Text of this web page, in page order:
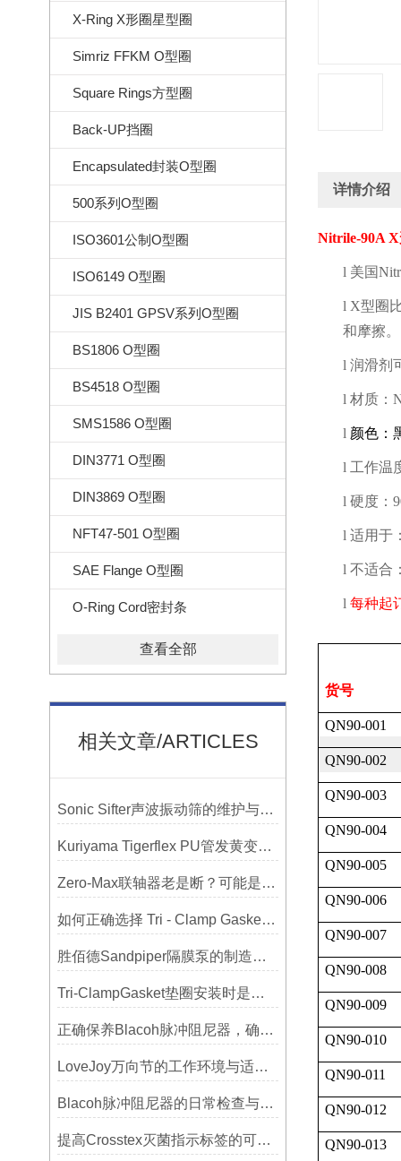
X-Ring X形圈星型圈
Simriz FFKM O型圈
Square Rings方型圈
Back-UP挡圈
Encapsulated封装O型圈
500系列O型圈
ISO3601公制O型圈
ISO6149 O型圈
JIS B2401 GPSV系列O型圈
BS1806 O型圈
BS4518 O型圈
SMS1586 O型圈
DIN3771 O型圈
DIN3869 O型圈
NFT47-501 O型圈
SAE Flange O型圈
O-Ring Cord密封条
查看全部
相关文章/ARTICLES
Sonic Sifter声波振动筛的维护与保养指南
Kuriyama Tigerflex PU管发黄变硬怎么办？
Zero-Max联轴器老是断？可能是选型没考虑径向偏差
如何正确选择 Tri - Clamp Gasket 垫圈的材质与尺寸？
胜佰德Sandpiper隔膜泵的制造工艺和技术难点
Tri-ClampGasket垫圈安装时是否需要涂抹润滑剂或密封脂？
正确保养Blacoh脉冲阻尼器，确保长期稳定运行
LoveJoy万向节的工作环境与适用范围
Blacoh脉冲阻尼器的日常检查与预防性维护清单
提高Crosstex灭菌指示标签的可见性和识别度的方法
详情介绍
Nitrile-90A X
l 美国
l X型圈
和摩擦。
l 润滑剂
l 材质：
l 颜色：
l 工作温
l 硬度：
l 适用于
l 不适合
l 每种起
货号
QN90-001
QN90-002
QN90-003
QN90-004
QN90-005
QN90-006
QN90-007
QN90-008
QN90-009
QN90-010
QN90-011
QN90-012
QN90-013